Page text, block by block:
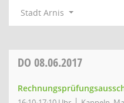
Stadt Arnis
DO 08.06.2017